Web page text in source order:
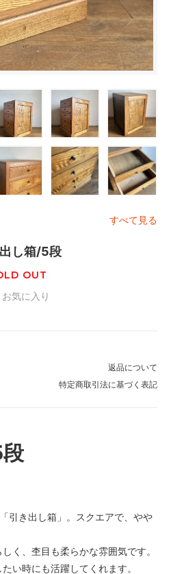
すべて見る
し箱/5段
OUT
お気に入り
返品について
特定商取引法に基づく表記
引き出し箱」。スクエアで、やや
く、杢目も柔らかな雰囲気です。
い時にも活躍してくれます。